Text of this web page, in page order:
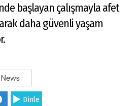
başlayan çalışmayla afet
daha güvenli yaşam
Dinle